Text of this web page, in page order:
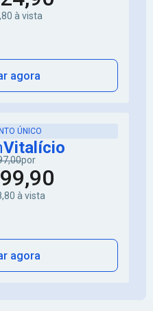
à vista
agora
ÚNICO
Vitalício
por
à vista
agora